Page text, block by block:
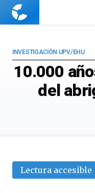
Cuaderno
10.000
del
INVESTIGACIÓN UPV/EHU
Lectura accesible